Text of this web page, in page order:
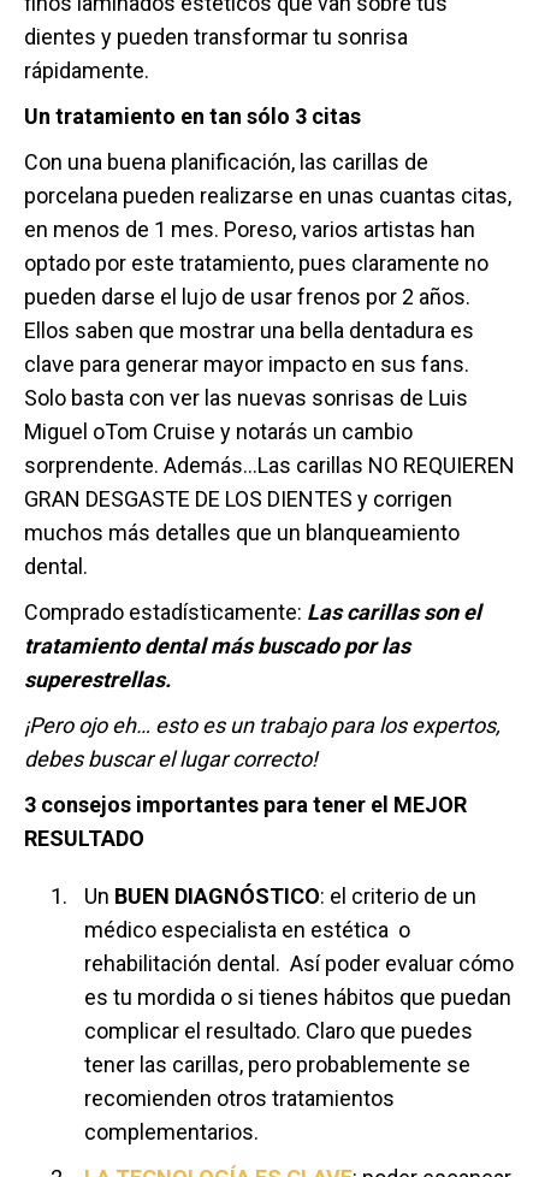
dientes y pueden transformar tu sonrisa
rápidamente.
Un tratamiento en tan sólo 3 citas
Con una buena planificación, las carillas de
porcelana pueden realizarse en unas cuantas citas,
en menos de 1 mes. Poreso, varios artistas han
optado por este tratamiento, pues claramente no
pueden darse el lujo de usar frenos por 2 años.
Ellos saben que mostrar una bella dentadura es
clave para generar mayor impacto en sus fans.
Solo basta con ver las nuevas sonrisas de Luis
Miguel oTom Cruise y notarás un cambio
sorprendente. Además…Las carillas NO REQUIEREN
GRAN DESGASTE DE LOS DIENTES y corrigen
muchos más detalles que un blanqueamiento
dental.
Comprado estadísticamente: Las carillas son el
tratamiento dental más buscado por las
superestrellas.
¡Pero ojo eh… esto es un trabajo para los expertos,
debes buscar el lugar correcto!
3 consejos importantes para tener el MEJOR
RESULTADO
Un BUEN DIAGNÓSTICO: el criterio de un
médico especialista en estética o
rehabilitación dental. Así poder evaluar cómo
es tu mordida o si tienes hábitos que puedan
complicar el resultado. Claro que puedes
tener las carillas, pero probablemente se
recomienden otros tratamientos
complementarios.